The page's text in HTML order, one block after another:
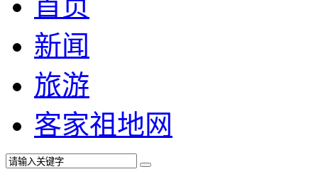
新闻
旅游
客家祖地网